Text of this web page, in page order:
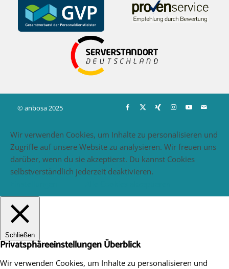
© anbosa 2025
Wir verwenden Cookies, um Inhalte zu personalisieren und
Zugriffe auf unsere Website zu analysieren. Wir freuen uns
darüber, wenn du sie akzeptierst. Du kannst Cookies
selbstverständlich jederzeit deaktivieren.
Schließen
Privatsphäreeinstellungen Überblick
Wir verwenden Cookies, um Inhalte zu personalisieren und